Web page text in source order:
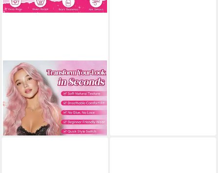
LUXUSKOLLEKTION
Kostüm-Perücke Perücke
Damen Mittelscheitel Gewellt
Synthetik Cosplay 71cm Rosa
72,95 €
lieferbar - in 3-4 Werktagen bei dir